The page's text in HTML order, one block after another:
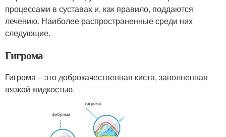
процессами в суставах и, как правило, поддаются
лечению. Наиболее распространенные среди них
следующие.
Гигрома
Гигрома – это доброкачественная киста, заполненная
вязкой жидкостью.